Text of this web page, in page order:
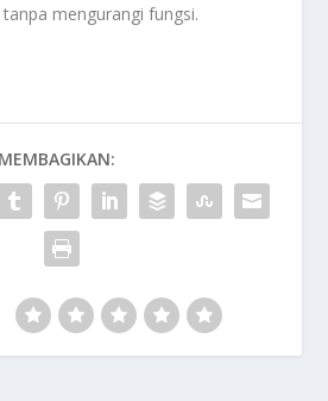
mengurangi fungsi.
MEMBAGIKAN: